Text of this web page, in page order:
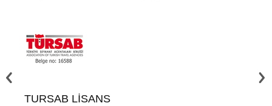
TURSAB LİSANS